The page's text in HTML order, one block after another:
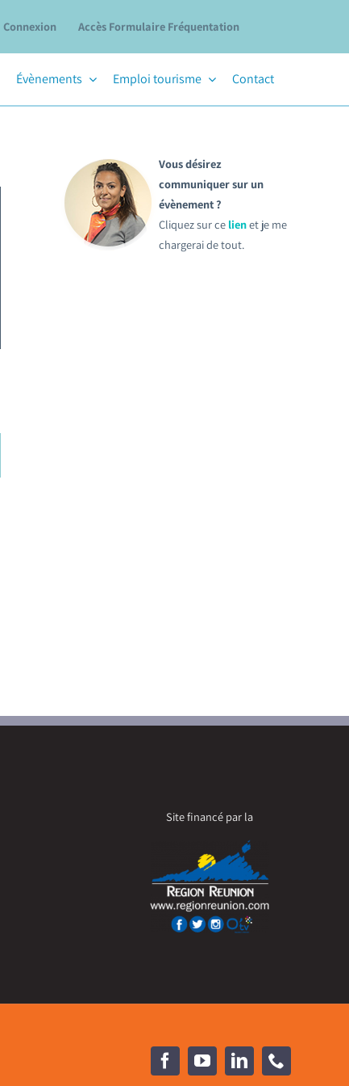
Connexion Accès Formulaire Fréquentation
Évènements Emploi tourisme Contact
Vous désirez
communiquer sur un
évènement ?
Cliquez sur ce lienet je me
chargerai de tout.
Site financé par la